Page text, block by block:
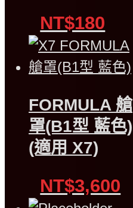
NT$180
FORMULA 艙
罩(B1型 藍色)
(適用 X7)
NT$3,600